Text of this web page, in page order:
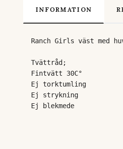
INFORMATION
Ranch Girls väst med
Tvättråd;
Fintvätt 30C°
Ej torktumling
Ej strykning
Ej blekmede